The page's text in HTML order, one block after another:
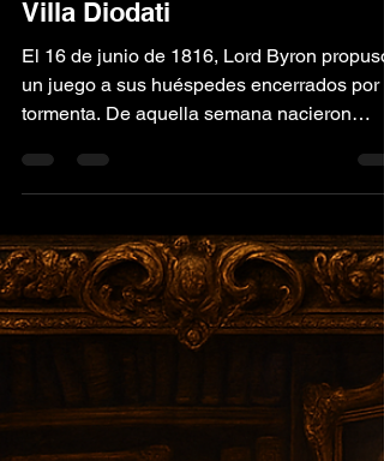
Villa Diodati
El 16 de junio de 1816, Lord Byron propuso
tormenta. De aquella semana nacieron
Frankenstein y El vampiro — y con ellos, el
de 1816 ningún campesino del hemisferio
norte sabía aún por qué los cielos se
vuelto contra la cosecha. Lejos, en una isla
indonesia llamada Sumbawa, el monte
Tambora había estallado un año antes con
una violencia que la geología moderna
apenas alcanza a calibrar